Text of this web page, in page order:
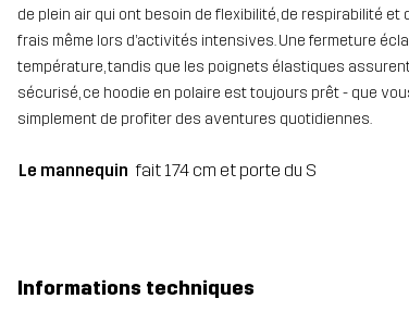
de plein air qui ont besoin de flexibilité, de respirabilité
frais même lors d’activités intensives. Une fermeture
température, tandis que les poignets élastiques
sécurisé, ce hoodie en polaire est toujours prêt - que
simplement de profiter des aventures quotidiennes.
Le mannequin fait 174 cm et porte du S
Informations techniques